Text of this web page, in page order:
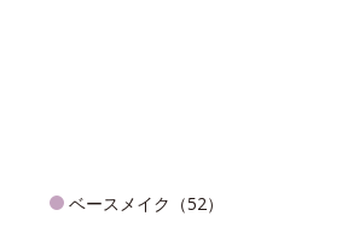
ベースメイク（52）